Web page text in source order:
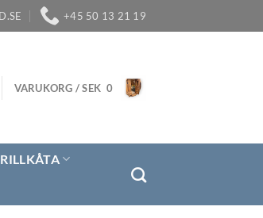
+45 50 13 21 19
VARUKORG /SEK 0